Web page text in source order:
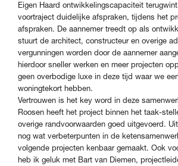
Eigen Haard ontwikkelingscapaciteit
voortraject duidelijke afspraken, tijdens het
afspraken. De aannemer treedt op als
stuurt de architect, constructeur en overige
vergunningen worden door de aannemer
hierdoor sneller werken en meer projecten
geen overbodige luxe in deze tijd waar we
woningtekort hebben.
Vertrouwen is het key word in deze
Roosen heeft het project binnen het taak-
overige randvoorwaarden goed uitgevoerd.
nog wat verbeterpunten in de
volgende projecten kenbaar gemaakt. Ook
heb ik geluk met Bart van Diemen,